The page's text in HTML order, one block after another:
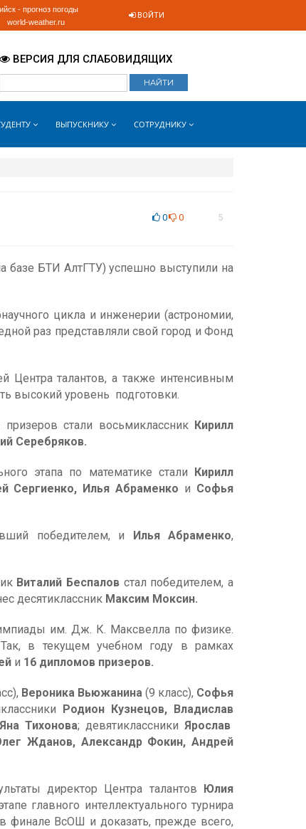
- прогноз погоды
world-weather.ru
ВОЙТИ
ВЕРСИЯ ДЛЯ СЛАБОВИДЯЩИХ
ВЫПУСКНИКУ СОТРУДНИКУ
0 0 5
базе БТИ АлтГТУ) успешно выступили на
цикла и инженерии (астрономии,
раз представляли свой город и Фонд
Центра талантов, а также интенсивным
высокий уровень подготовки.
стали восьмиклассник Кирилл
Серебряков.
этапа по математике стали Кирилл
Сергиенко, Илья Абраменко и Софья
победителем, и Илья Абраменко,
Виталий Беспаловстал победителем, а
десятиклассник Максим Моксин.
им. Дж. К. Максвелла по физике.
в текущем учебном году в рамках
и 16 дипломов призеров.
Вероника Вьюжанина (9 класс), Софья
Родион Кузнецов, Владислав
Яна Тихонова; девятиклассникиЯрослав
Жданов, Александр Фокин, Андрей
директор Центра талантов Юлия
главного интеллектуального турнира
финале ВсОШ и доказать, прежде всего,